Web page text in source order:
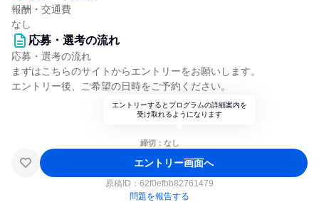
報酬・交通費
なし
応募・選考の流れ
応募・選考の流れ
まずはこちらのサイトからエントリーをお願いします。
エントリー後、ご希望の日時をご予約ください。
エントリーするとプログラムの詳細案内を
受け取れるようになります
締切：なし
エントリー画面へ
原稿ID： 62f0efbb82761479
問題を報告する